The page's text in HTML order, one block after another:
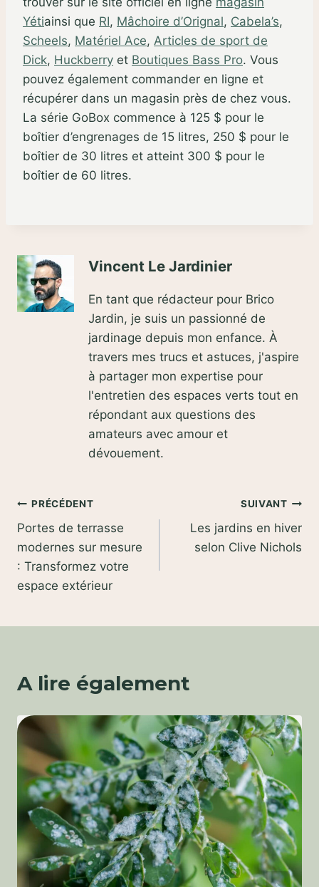
Yétiainsi que RI, Mâchoire d’Orignal, Cabela’s,
Scheels, Matériel Ace, Articles de sport de
Dick, Huckberry et Boutiques Bass Pro. Vous
pouvez également commander en ligne et
récupérer dans un magasin près de chez vous.
La série GoBox commence à 125 $ pour le
boîtier d’engrenages de 15 litres, 250 $ pour le
boîtier de 30 litres et atteint 300 $ pour le
boîtier de 60 litres.
Vincent Le Jardinier
En tant que rédacteur pour Brico
Jardin, je suis un passionné de
jardinage depuis mon enfance. À
travers mes trucs et astuces, j'aspire
à partager mon expertise pour
l'entretien des espaces verts tout en
répondant aux questions des
amateurs avec amour et
dévouement.
Navigation
de
l’article
PRÉCÉDENT
Portes de terrasse
modernes sur mesure
: Transformez votre
espace extérieur
SUIVANT
Les jardins en hiver
selon Clive Nichols
A lire également